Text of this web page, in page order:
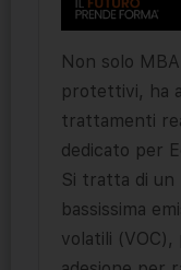
Non solo
protettivi, ha
trattamenti
dedicato per
Si tratta di un
bassissima
volatili (VOC),